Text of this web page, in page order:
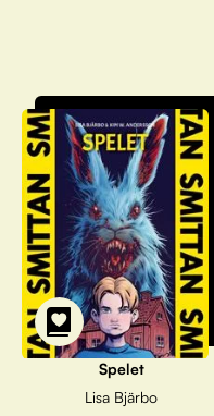
Spelet
Lisa Bjärbo